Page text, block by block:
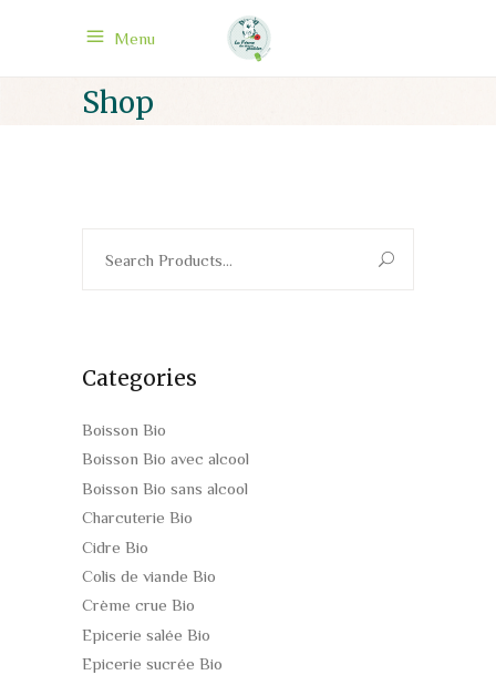
Menu
Shop
Categories
Boisson Bio
Boisson Bio avec alcool
Boisson Bio sans alcool
Charcuterie Bio
Cidre Bio
Colis de viande Bio
Crème crue Bio
Epicerie salée Bio
Epicerie sucrée Bio